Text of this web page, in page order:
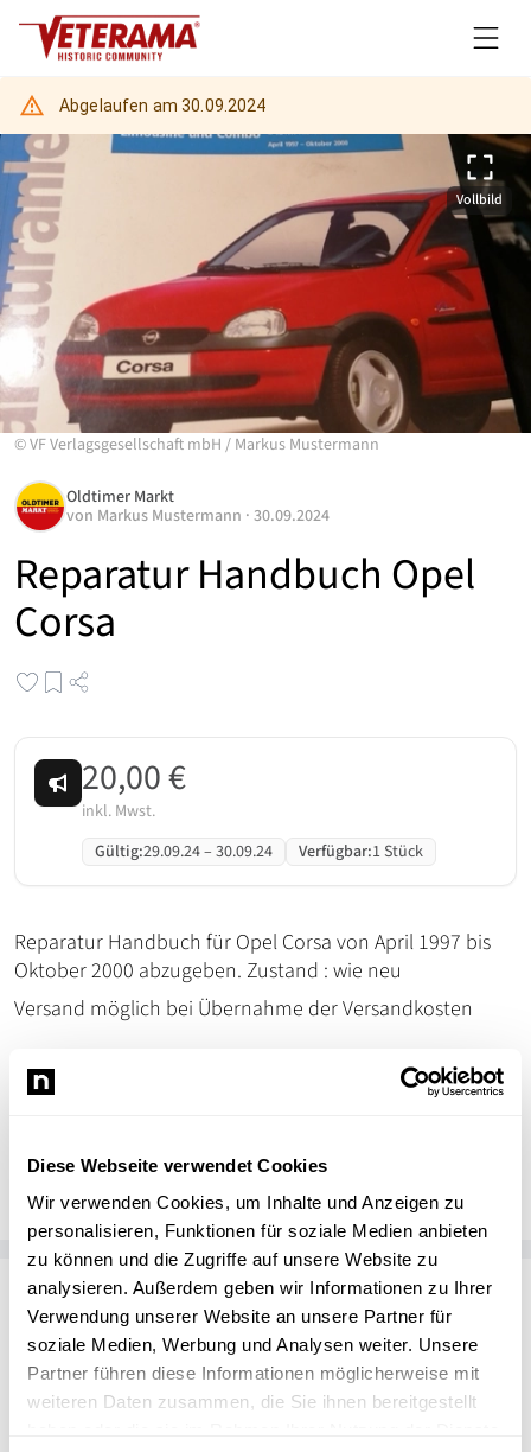
Diese Webseite verwendet Cookies
Wir verwenden Cookies, um Inhalte und Anzeigen zu
personalisieren, Funktionen für soziale Medien anbieten
zu können und die Zugriffe auf unsere Website zu
analysieren. Außerdem geben wir Informationen zu Ihrer
Verwendung unserer Website an unsere Partner für
soziale Medien, Werbung und Analysen weiter. Unsere
Partner führen diese Informationen möglicherweise mit
weiteren Daten zusammen, die Sie ihnen bereitgestellt
Abgelaufen am30.09.2024
Vollbild
©VF Verlagsgesellschaft mbH / Markus Mustermann
Reparatur Handbuch Opel
Corsa
Oldtimer Markt
von Markus Mustermann · 30.09.2024
20,00 €
inkl. Mwst.
Gültig:29.09.24– 30.09.24 Verfügbar:1 Stück
Reparatur Handbuch für Opel Corsa von April 1997 bis
Oktober 2000 abzugeben. Zustand : wie neu
Versand möglich bei Übernahme der Versandkosten
MM Oldtimer Markt
Passend zum Thema